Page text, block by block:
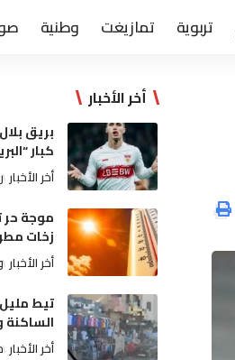
تربوية تمازيغت وطنية
أخر الأخبار
بريق
كبار
أخر الأخبار
موجة حر
زخات
أخر الأخبار
تيط
أخر الأخبار